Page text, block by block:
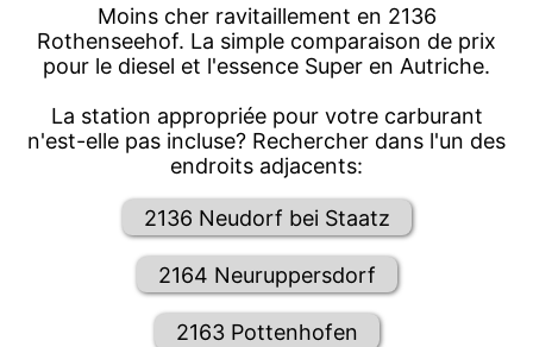
Moins cher ravitaillement en 2136
Rothenseehof. La simple comparaison de prix
pour le diesel et l'essence Super en Autriche.
La station appropriée pour votre carburant
n'est-elle pas incluse? Rechercher dans l'un des
endroits adjacents:
2136 Neudorf bei Staatz
2164 Neuruppersdorf
2163 Pottenhofen